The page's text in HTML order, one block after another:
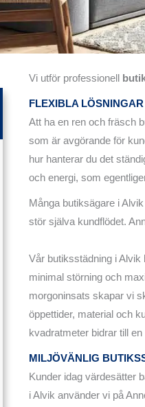
Vi utför professionell
FLEXIBLA
Att ha en ren och fräsch
som är avgörande för
hur hanterar du det
och energi, som
Många butiksägare i
stör själva kundflödet.
Vår butiksstädning i
minimal störning och
morgoninsats skapar vi
öppettider, material och
kvadratmeter bidrar till
MILJÖVÄNLIG
Kunder idag värdesätter
i Alvik använder vi på